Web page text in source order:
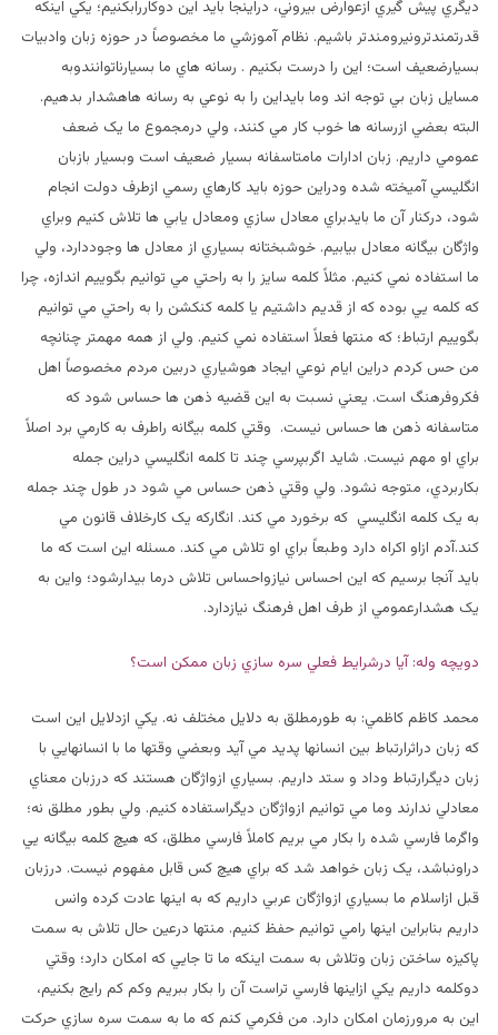
ديگري پيش گيري ازعوارض بيروني، دراينجا بايد اين دوکاررابکنيم؛ يکي اينکه
قدرتمندترونيرومندتر باشيم. نظام آموزشي ما مخصوصاً در حوزه زبان وادبيات
بسيارضعيف است؛ اين را درست بکنيم . رسانه هاي ما بسيارناتوانندوبه
مسايل زبان بي توجه اند وما بايداين را به نوعي به رسانه هاهشدار بدهيم.
البته بعضي ازرسانه ها خوب کار مي کنند، ولي درمجموع ما يک ضعف
عمومي داريم. زبان ادارات مامتاسفانه بسيار ضعيف است وبسيار بازبان
انگليسي آميخته شده ودراين حوزه بايد کارهاي رسمي ازطرف دولت انجام
شود، درکنار آن ما بايدبراي معادل سازي ومعادل يابي ها تلاش کنيم وبراي
واژگان بيگانه معادل بيابيم. خوشبختانه بسياري از معادل ها وجوددارد، ولي
ما استفاده نمي کنيم. مثلاً کلمه سايز را به راحتي مي توانيم بگوييم اندازه، چرا
که کلمه يي بوده که از قديم داشتيم يا کلمه کنکشن را به راحتي مي توانيم
بگوييم ارتباط؛ که منتها فعلاً استفاده نمي کنيم. ولي از همه مهمتر چنانچه
من حس کردم دراين ايام نوعي ايجاد هوشياري دربين مردم مخصوصاً اهل
فکروفرهنگ است. يعني نسبت به اين قضيه ذهن ها حساس شود که
متاسفانه ذهن ها حساس نيست. وقتي کلمه بيگانه راطرف به کارمي برد اصلاً
براي او مهم نيست. شايد اگربپرسي چند تا کلمه انگليسي دراين جمله
بکاربردي، متوجه نشود. ولي وقتي ذهن حساس مي شود در طول چند جمله
به يک کلمه انگليسي که برخورد مي کند. انگارکه يک کارخلاف قانون مي
کند.آدم ازاو اکراه دارد وطبعاً براي او تلاش مي کند. مسئله اين است که ما
بايد آنجا برسيم که اين احساس نيازواحساس تلاش درما بيدارشود؛ واين به
يک هشدارعمومي از طرف اهل فرهنگ نيازدارد.
دويچه وله: آيا درشرايط فعلي سره سازي زبان ممکن است؟
محمد کاظم کاظمي: به طورمطلق به دلايل مختلف نه. يکي ازدلايل اين است
که زبان دراثرارتباط بين انسانها پديد مي آيد وبعضي وقتها ما با انسانهايي با
زبان ديگرارتباط وداد و ستد داريم. بسياري ازواژگان هستند که درزبان معناي
معادلي ندارند وما مي توانيم ازواژگان ديگراستفاده کنيم. ولي بطور مطلق نه؛
واگرما فارسي شده را بکار مي بريم کاملاً فارسي مطلق، که هيچ کلمه بيگانه يي
دراونباشد، يک زبان خواهد شد که براي هيچ کس قابل مفهوم نيست. درزبان
قبل ازاسلام ما بسياري ازواژگان عربي داريم که به اينها عادت کرده وانس
داريم بنابراين اينها رامي توانيم حفظ کنيم. منتها درعين حال تلاش به سمت
پاکيزه ساختن زبان وتلاش به سمت اينکه ما تا جايي که امکان دارد؛ وقتي
دوکلمه داريم يکي ازاينها فارسي تراست آن را بکار ببريم وکم کم رايج بکنيم،
اين به مرورزمان امکان دارد. من فکرمي کنم که ما به سمت سره سازي حرکت